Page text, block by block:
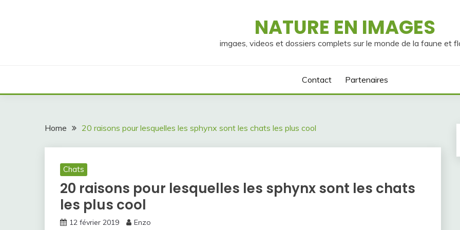
NATURE EN IMAGES
imgaes, videos et dossiers complets sur le monde de la faune et
Contact Partenaires
Home 20 raisons pour lesquelles les sphynx sont les chats les plus cool
Chats
20 raisons pour lesquelles les sphynx sont les chats
les plus cool
12 février 2019 Enzo